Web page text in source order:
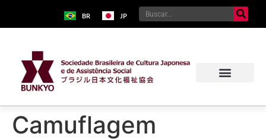
BR JP
Camuflagem